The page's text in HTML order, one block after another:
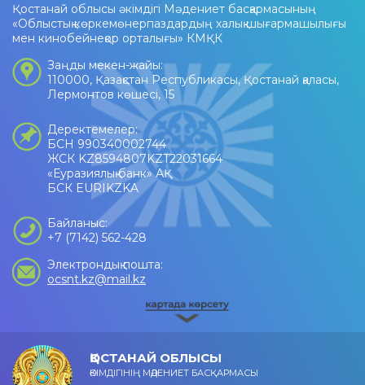
Қостанай облысы әкімдігі Мәдениет басқармасының
«Облыстық көркемөнерпаздардың халық шығармашылығы
мен кинобейнеқор орталығы» КМҚК
Заңды мекен-жайы:
110000, Қазақстан Республикасы, Қостанай қаласы,
Лермонтов көшесі, 15
Деректемелер:
БСН 990340002744
ЖСК KZ8594807KZT22031664
«Еуразиялық банк» АҚ
БСК EURIKZKA
Байланыс:
+7 (7142) 562-428
Электрондық пошта:
ocsnt.kz@mail.kz
ҚОСТАНАЙ ОБЛЫСЫ
ӘКІМДІГІНІҢ МӘДЕНИЕТ БАСҚАРМАСЫ